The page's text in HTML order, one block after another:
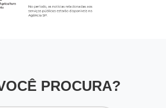
PROCURA?